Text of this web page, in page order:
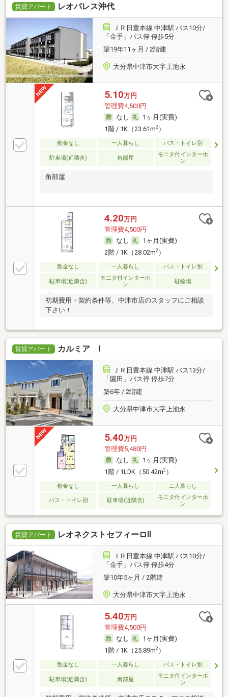
賃貸アパート レオパレス沖代
ＪＲ日豊本線 中津駅 バス10分/
「金手」バス停 停歩5分
築19年11ヶ月 / 2階建
大分県中津市大字上池永
5.10万円
管理費4,500円
なし
1ヶ月(実費)
1階 / 1K（23.61m2）
敷金なし 一人暮らし バス・トイレ別
駐車場(近隣含) 角部屋
モニタ付インターホ
ン
角部屋
4.20万円
管理費4,500円
なし
1ヶ月(実費)
2階 / 1K（28.02m2）
敷金なし 一人暮らし バス・トイレ別
駐車場(近隣含)
モニタ付インターホ
ン
駐輪場
初期費用・契約条件等、中津市店のスタッフにご相談
下さい！
賃貸アパート カルミア Ⅰ
ＪＲ日豊本線 中津駅 バス13分/
「園田」バス停 停歩7分
築6年 / 2階建
大分県中津市大字上池永
5.40万円
管理費5,480円
なし
1ヶ月(実費)
1階 / 1LDK（50.42m2）
敷金なし 一人暮らし 二人暮らし
バス・トイレ別 駐車場(近隣含)
モニタ付インターホ
ン
賃貸アパート レオネクストセフィーロⅡ
ＪＲ日豊本線 中津駅 バス10分/
「金手」バス停 停歩4分
築10年5ヶ月 / 2階建
大分県中津市大字上池永
5.40万円
管理費4,500円
なし
1ヶ月(実費)
1階 / 1K（25.89m2）
敷金なし 一人暮らし バス・トイレ別
駐車場(近隣含) 角部屋
モニタ付インターホ
ン